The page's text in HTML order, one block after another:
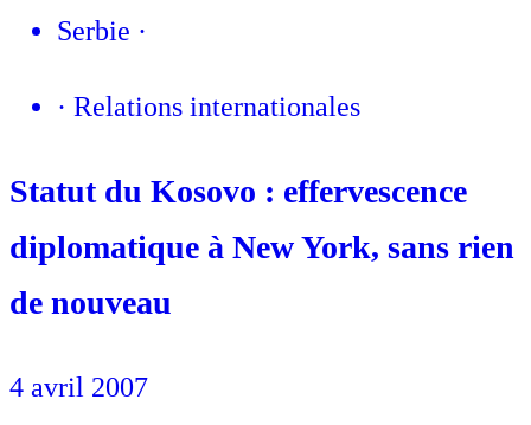
Serbie ·
· Relations internationales
Statut du Kosovo : effervescence
diplomatique à New York, sans rien
de nouveau
4 avril 2007